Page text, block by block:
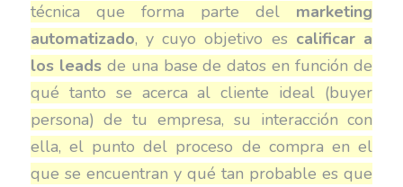
técnica que forma parte del marketing
automatizado, y cuyo objetivo es calificar a
los leadsde una base de datos en función de
qué tanto se acerca al cliente ideal (buyer
persona) de tu empresa, su interacción con
ella, el punto del proceso de compra en el
que se encuentran y qué tan probable es que